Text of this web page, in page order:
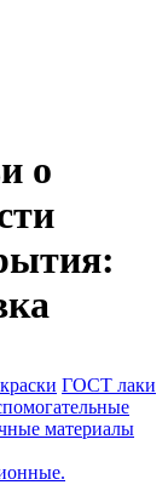
о
ГОСТ лаки
материалы